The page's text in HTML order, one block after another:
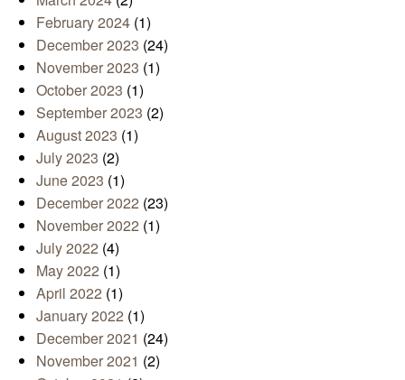
February 2024 (1)
December 2023 (24)
November 2023 (1)
October 2023 (1)
September 2023 (2)
August 2023 (1)
July 2023 (2)
June 2023 (1)
December 2022 (23)
November 2022 (1)
July 2022 (4)
May 2022 (1)
April 2022 (1)
January 2022 (1)
December 2021 (24)
November 2021 (2)